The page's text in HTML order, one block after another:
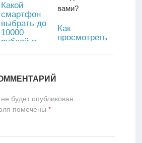
Какой
смартфон
выбрать до
10000
рублей в
Как
просмотреть
в MIUI 13,
будет опубликован.
помечены *